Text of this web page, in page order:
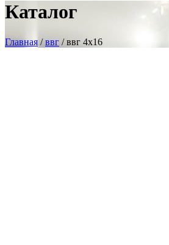
Каталог
Главная /ввг / ввг 4х16